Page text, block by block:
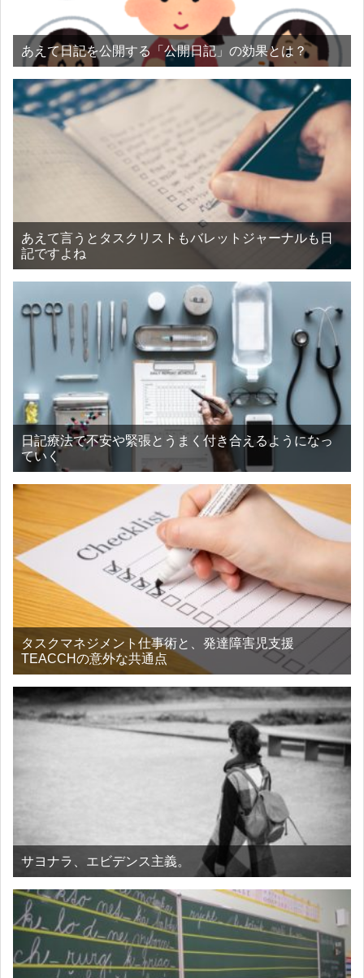
あえて日記を公開する「公開日記」の効果とは？
あえて言うとタスクリストもバレットジャーナルも日
記ですよね
日記療法で不安や緊張とうまく付き合えるようになっ
ていく
タスクマネジメント仕事術と、発達障害児支援
TEACCHの意外な共通点
サヨナラ、エビデンス主義。